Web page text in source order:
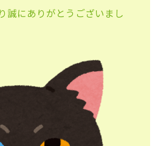
誠にありがとうございまし